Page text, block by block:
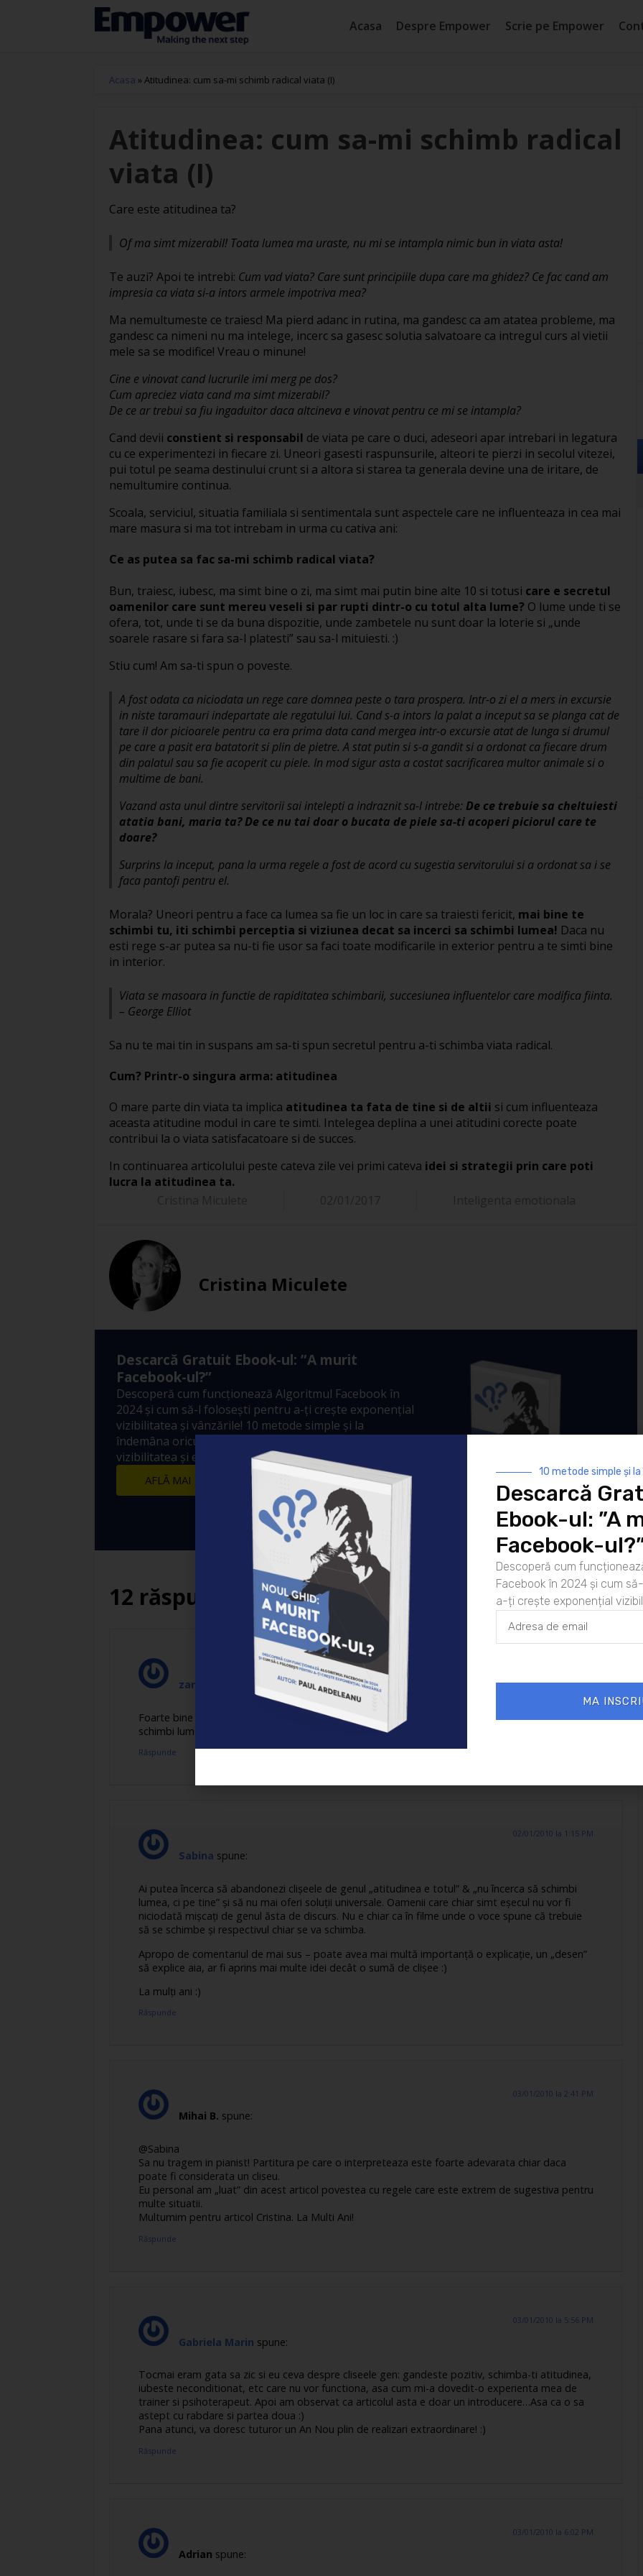
Acasa Despre Empower Scrie pe Empower
Acasa » Atitudinea: cum sa-mi schimb radical viata (I)
Atitudinea: cum sa-mi schimb radical
viata (I)
Care este atitudinea ta?
Of ma simt mizerabil! Toata lumea ma uraste, nu mi se intampla nimic bun in viata asta!
Te auzi? Apoi te intrebi: Cum vad viata? Care sunt principiile dupa care ma ghidez? Ce fac cand am
impresia ca viata si-a intors armele impotriva mea?
Ma nemultumeste ce traiesc! Ma pierd adanc in rutina, ma gandesc ca am atatea probleme, ma
gandesc ca nimeni nu ma intelege, incerc sa gasesc solutia salvatoare ca intregul curs al vietii
mele sa se modifice! Vreau o minune!
Cine e vinovat cand lucrurile imi merg pe dos?
Cum apreciez viata cand ma simt mizerabil?
De ce ar trebui sa fiu ingaduitor daca altcineva e vinovat pentru ce mi se intampla?
Cand devii constient si responsabil de viata pe care o duci, adeseori apar intrebari in legatura
cu ce experimentezi in fiecare zi. Uneori gasesti raspunsurile, alteori te pierzi in secolul vitezei,
pui totul pe seama destinului crunt si a altora si starea ta generala devine una de iritare, de
nemultumire continua.
Scoala, serviciul, situatia familiala si sentimentala sunt aspectele care ne influenteaza in cea mai
mare masura si ma tot intrebam in urma cu cativa ani:
Ce as putea sa fac sa-mi schimb radical viata?
Bun, traiesc, iubesc, ma simt bine o zi, ma simt mai putin bine alte 10 si totusi care e secretul
oamenilor care sunt mereu veseli si par rupti dintr-o cu totul alta lume? O lume unde ti se
ofera, tot, unde ti se da buna dispozitie, unde zambetele nu sunt doar la loterie si „unde
soarele rasare si fara sa-l platesti” sau sa-l mituiesti. :)
Stiu cum! Am sa-ti spun o poveste.
A fost odata ca niciodata un rege care domnea peste o tara prospera. Intr-o zi el a mers in excursie
in niste taramauri indepartate ale regatului lui. Cand s-a intors la palat a inceput sa se planga cat de
tare il dor picioarele pentru ca era prima data cand mergea intr-o excursie atat de lunga si drumul
pe care a pasit era batatorit si plin de pietre. A stat putin si s-a gandit si a ordonat ca fiecare drum
din palatul sau sa fie acoperit cu piele. In mod sigur asta a costat sacrificarea multor animale si o
multime de bani.
Vazand asta unul dintre servitorii sai intelepti a indraznit sa-l intrebe: De ce trebuie sa cheltuiesti
atatia bani, maria ta? De ce nu tai doar o bucata de piele sa-ti acoperi piciorul care te
doare?
Surprins la inceput, pana la urma regele a fost de acord cu sugestia servitorului si a ordonat sa i se
faca pantofi pentru el.
Morala? Uneori pentru a face ca lumea sa fie un loc in care sa traiesti fericit, mai bine te
schimbi tu, iti schimbi perceptia si viziunea decat sa incerci sa schimbi lumea! Daca nu
esti rege s-ar putea sa nu-ti fie usor sa faci toate modificarile in exterior pentru a te simti bine
in interior.
Viata se masoara in functie de rapiditatea schimbarii, succesiunea influentelor care modifica fiinta.
– George Elliot
Sa nu te mai tin in suspans am sa-ti spun secretul pentru a-ti schimba viata radical.
Cum? Printr-o singura arma: atitudinea
O mare parte din viata ta implica atitudinea ta fata de tine si de altii si cum influenteaza
aceasta atitudine modul in care te simti. Intelegea deplina a unei atitudini corecte poate
contribui la o viata satisfacatoare si de succes.
In continuarea articolului peste cateva zile vei primi cateva idei si strategii prin care poti
lucra la atitudinea ta.
Cristina Miculete
Descarcă Gratuit Ebook-ul: ”A murit
Facebook-ul?”
Descoperă cum funcționează Algoritmul Facebook în
2024 și cum să-l folosești pentru a-ți crește exponențial
vizibilitatea și vânzările! 10 metode simple și la
îndemâna oricui prin care să crești exponențial
vizibilitatea și engagement-ul postărilor tale.
AFLĂ MAI MULTE
12 răspunsuri
zangaman
Foarte bine punctat „mai bine te schimbi tu, iti schimbi perceptia si viziunea decat sa incerci sa
schimbi lumea!” cine intelege la timp acest aspect are o sansa in plus ;)
Răspunde
Sabina spune:
02/01/2010 la 1:15 PM
Ai putea încerca să abandonezi clişeele de genul „atitudinea e totul” & „nu încerca să schimbi
lumea, ci pe tine” şi să nu mai oferi soluţii universale. Oamenii care chiar simt eşecul nu vor fi
niciodată mişcaţi de genul ăsta de discurs. Nu e chiar ca în filme unde o voce spune că trebuie
să se schimbe şi respectivul chiar se va schimba.
Apropo de comentariul de mai sus – poate avea mai multă importanţă o explicaţie, un „desen”
să explice aia, ar fi aprins mai multe idei decât o sumă de clişee :)
La mulţi ani :)
Răspunde
Mihai B. spune:
03/01/2010 la 2:41 PM
@Sabina
Sa nu tragem in pianist! Partitura pe care o interpreteaza este foarte adevarata chiar daca
poate fi considerata un cliseu.
Eu personal am „luat” din acest articol povestea cu regele care este extrem de sugestiva pentru
multe situatii.
Multumim pentru articol Cristina. La Multi Ani!
Răspunde
Gabriela Marin spune:
03/01/2010 la 5:56 PM
Tocmai eram gata sa zic si eu ceva despre cliseele gen: gandeste pozitiv, schimba-ti atitudinea,
iubeste neconditionat, etc care nu vor functiona, asa cum mi-a dovedit-o experienta mea de
trainer si psihoterapeut. Apoi am observat ca articolul asta e doar un introducere…Asa ca o sa
astept cu rabdare si partea doua :)
Pana atunci, va doresc tuturor un An Nou plin de realizari extraordinare! :)
Răspunde
Adrian spune:
03/01/2010 la 6:02 PM
10 metode simple și
Descarcă
Ebook-ul: ”A
Facebook-
Descoperă cum
Facebook în 2024 și cum
a-ți crește exponențial
MA